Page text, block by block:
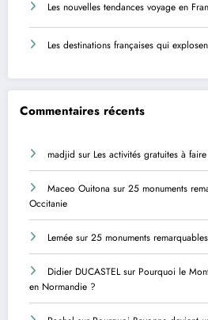
Les nouvelles tendances voyage en
Les destinations françaises qui
Commentaires récents
madjid sur Les activités gratuites à
Maceo Ouitona sur 25 monuments
Occitanie
Lemée sur 25 monuments
Didier DUCASTELsur Pourquoi le
en Normandie ?